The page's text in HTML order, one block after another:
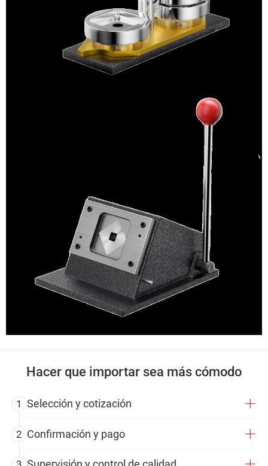
Hacer que importar sea más cómodo
1 Selección y cotización
2 Confirmación y pago